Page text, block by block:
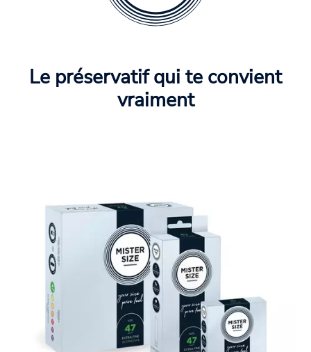
Le préservatif qui te convient
vraiment